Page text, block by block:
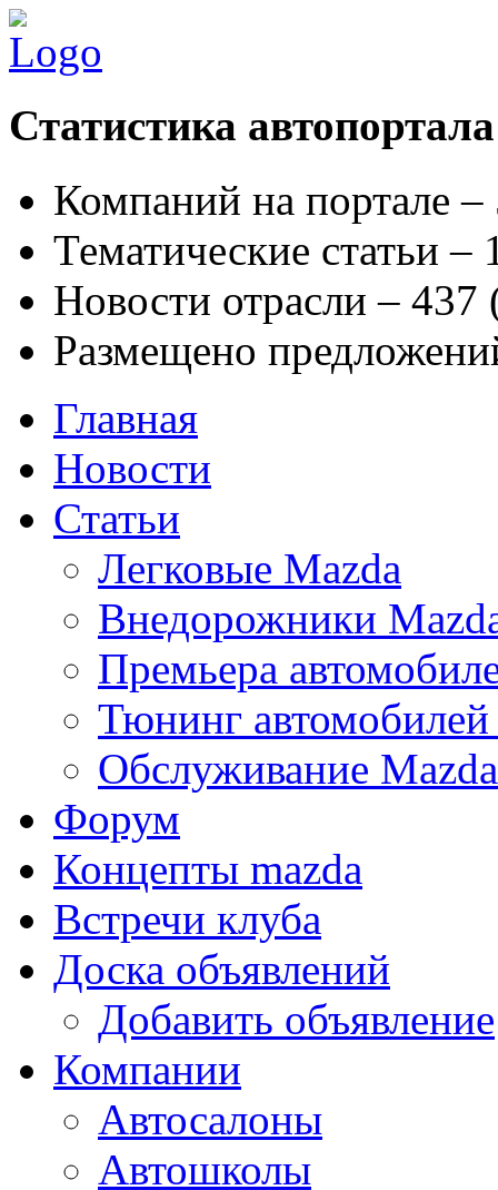
Статистика автопортала
Компаний на портале
Тематические статьи –
Новости отрасли – 437
Размещено
Главная
Новости
Статьи
Легковые Mazda
Внедорожники
Премьера
Тюнинг
Обслуживание Mazda
Форум
Концепты mazda
Встречи клуба
Доска объявлений
Добавить объявление
Компании
Автосалоны
Автошколы